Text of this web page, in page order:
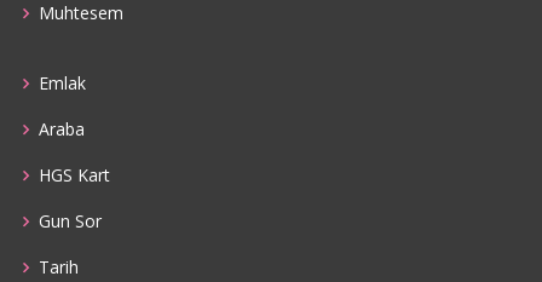
Muhtesem
Emlak
Araba
HGS Kart
Gun Sor
Tarih